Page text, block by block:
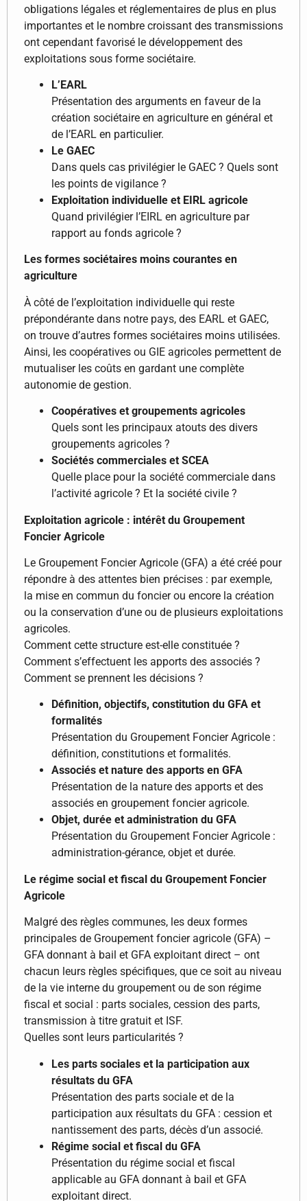
obligations légales et réglementaires de plus en plus
importantes et le nombre croissant des transmissions
ont cependant favorisé le développement des
exploitations sous forme sociétaire.
L’EARL
Présentation des arguments en faveur de la
création sociétaire en agriculture en général et
de l’EARL en particulier.
Le GAEC
Dans quels cas privilégier le GAEC ? Quels sont
les points de vigilance ?
Exploitation individuelle et EIRL agricole
Quand privilégier l’EIRL en agriculture par
rapport au fonds agricole ?
Les formes sociétaires moins courantes en
agriculture
À côté de l’exploitation individuelle qui reste
prépondérante dans notre pays, des EARL et GAEC,
on trouve d’autres formes sociétaires moins utilisées.
Ainsi, les coopératives ou GIE agricoles permettent de
mutualiser les coûts en gardant une complète
autonomie de gestion.
Coopératives et groupements agricoles
Quels sont les principaux atouts des divers
groupements agricoles ?
Sociétés commerciales et SCEA
Quelle place pour la société commerciale dans
l’activité agricole ? Et la société civile ?
Exploitation agricole : intérêt du Groupement
Foncier Agricole
Le Groupement Foncier Agricole (GFA) a été créé pour
répondre à des attentes bien précises : par exemple,
la mise en commun du foncier ou encore la création
ou la conservation d’une ou de plusieurs exploitations
agricoles.
Comment cette structure est-elle constituée ?
Comment s’effectuent les apports des associés ?
Comment se prennent les décisions ?
Définition, objectifs, constitution du GFA et
formalités
Présentation du Groupement Foncier Agricole :
définition, constitutions et formalités.
Associés et nature des apports en GFA
Présentation de la nature des apports et des
associés en groupement foncier agricole.
Objet, durée et administration du GFA
Présentation du Groupement Foncier Agricole :
administration-gérance, objet et durée.
Le régime social et fiscal du Groupement Foncier
Agricole
Malgré des règles communes, les deux formes
principales de Groupement foncier agricole (GFA) –
GFA donnant à bail et GFA exploitant direct – ont
chacun leurs règles spécifiques, que ce soit au niveau
de la vie interne du groupement ou de son régime
fiscal et social : parts sociales, cession des parts,
transmission à titre gratuit et ISF.
Quelles sont leurs particularités ?
Les parts sociales et la participation aux
résultats du GFA
Présentation des parts sociale et de la
participation aux résultats du GFA : cession et
nantissement des parts, décès d’un associé.
Régime social et fiscal du GFA
Présentation du régime social et fiscal
applicable au GFA donnant à bail et GFA
exploitant direct.